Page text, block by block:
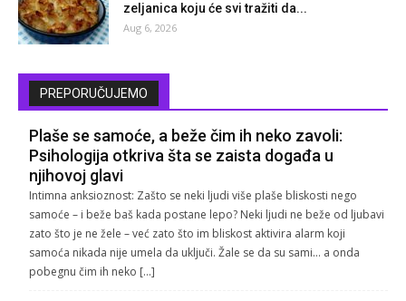
zeljanica koju će svi tražiti da...
Aug 6, 2026
PREPORUČUJEMO
Plaše se samoće, a beže čim ih neko zavoli:
Psihologija otkriva šta se zaista događa u
njihovoj glavi
Intimna anksioznost: Zašto se neki ljudi više plaše bliskosti nego
samoće – i beže baš kada postane lepo? Neki ljudi ne beže od ljubavi
zato što je ne žele – već zato što im bliskost aktivira alarm koji
samoća nikada nije umela da uključi. Žale se da su sami… a onda
pobegnu čim ih neko […]